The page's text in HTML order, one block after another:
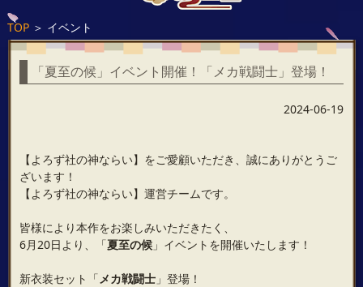
TOP＞ イベント
「夏至の候」イベント開催！「メカ戦闘士」登場！
2024-06-19
【よろず社の神ならい】をご愛顧いただき、誠にありがとうご
ざいます！
【よろず社の神ならい】運営チームです。
皆様により本作をお楽しみいただきたく、
6月20日より、「夏至の候」イベントを開催いたします！
新衣装セット「メカ戦闘士」登場！